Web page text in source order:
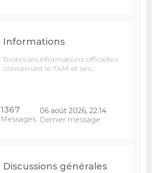
Informations
Toutes les informations officielles
concernant le TAM et ses…
1367
Messages
06 août 2026, 22:14
Dernier message
Discussions générales